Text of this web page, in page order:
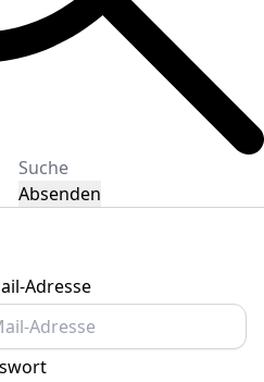
Absenden
Adresse